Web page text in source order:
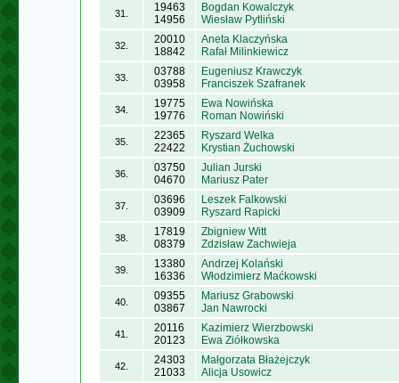
31.
19463
14956
Bogdan Kowalczyk
Wiesław Pytliński
32.
20010
18842
Aneta Klaczyńska
Rafał Milinkiewicz
33.
03788
03958
Eugeniusz Krawczyk
Franciszek Szafranek
34.
19775
19776
Ewa Nowińska
Roman Nowiński
35.
22365
22422
Ryszard Welka
Krystian Żuchowski
36.
03750
04670
Julian Jurski
Mariusz Pater
37.
03696
03909
Leszek Falkowski
Ryszard Rapicki
38.
17819
08379
Zbigniew Witt
Zdzisław Zachwieja
39.
13380
16336
Andrzej Kolański
Włodzimierz Maćkowski
40.
09355
03867
Mariusz Grabowski
Jan Nawrocki
41.
20116
20123
Kazimierz Wierzbowski
Ewa Ziółkowska
42.
24303
21033
Małgorzata Błażejczyk
Alicja Usowicz